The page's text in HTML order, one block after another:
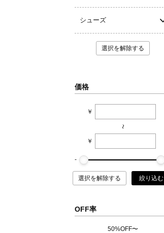
シューズ
選択を解除する
価格
￥
~
￥
選択を解除する 絞り込む
OFF率
50%OFF〜